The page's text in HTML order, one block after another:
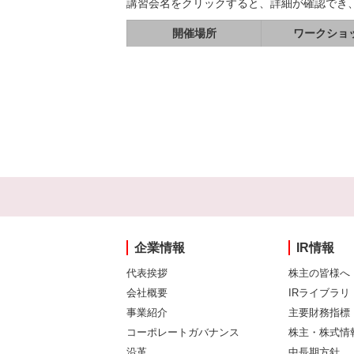
講習会名をクリックすると、詳細が確認でき
開催場所 ワークショ
企業情報
代表挨拶
会社概要
事業紹介
コーポレートガバナンス
IR情報
株主の皆様へ
IRライブラリ
主要財務指標
株主・株式情